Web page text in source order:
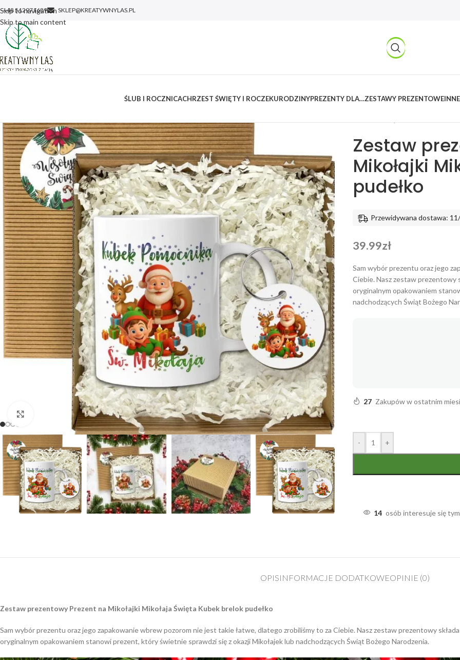
Skip to navigation
Skip to main content
+48 512971689 SKLEP@KREATYWNYLAS.PL
ŚLUB I ROCZNICACHRZEST ŚWIĘTY I ROCZEKURODZINYPREZENTY DLA…ZESTAWY PREZENTOWE
Zestaw
Mikołajki
pudełko
Przewidywana dostawa:
39.99zł
Sam wybór prezentu oraz jego
Ciebie. Nasz zestaw prezentowy
oryginalnym opakowaniem
nadchodzących Świąt Bożego
27 Zakupów w ostatnim
- +
14 osób interesuje się
OPISINFORMACJE DODATKOWEOPINIE (0)
Zestaw prezentowy Prezent na Mikołajki Mikołaja Święta Kubek brelok pudełko
Sam wybór prezentu oraz jego zapakowanie wbrew pozorom nie jest takie łatwe, dlatego zrobiliśmy to za Ciebie. Nasz zestaw prezentowy
oryginalnym opakowaniem stanowi prezent, który świetnie sprawdzi się z okazji Mikołajek lub nadchodzących Świąt Bożego Narodzenia.